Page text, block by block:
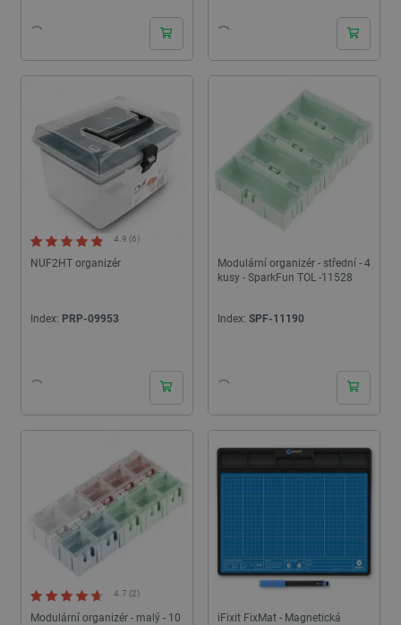
NUF2HT organizér
4.9 (6)
Index: PRP-09953
Modulární organizér - střední - 4
kusy - SparkFun TOL -11528
Index: SPF-11190
Modulární organizér - malý - 10
4.7 (2)
iFixit FixMat - Magnetická